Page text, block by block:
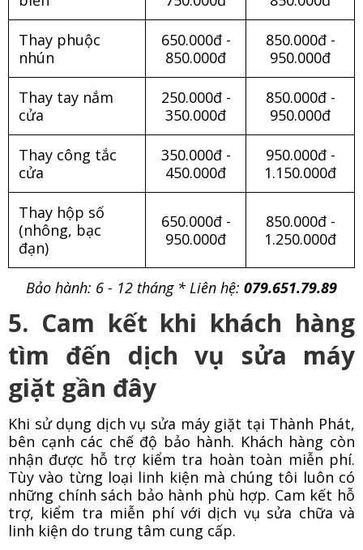
Thay phuộc
nhún
650.000đ -
850.000đ
850.000đ -
950.000đ
Thay tay nắm
cửa
250.000đ -
350.000đ
850.000đ -
950.000đ
Thay công tắc
cửa
350.000đ -
450.000đ
950.000đ -
1.150.000đ
Thay hộp số
(nhông, bạc
đạn)
650.000đ -
950.000đ
850.000đ -
1.250.000đ
Bảo hành: 6 - 12 tháng * Liên hệ: 079.651.79.89
5. Cam kết khi khách hàng
tìm đến dịch vụ sửa máy
giặt gần đây
Khi sử dụng dịch vụ sửa máy giặt tại Thành Phát,
bên cạnh các chế độ bảo hành. Khách hàng còn
nhận được hỗ trợ kiểm tra hoàn toàn miễn phí.
Tùy vào từng loại linh kiện mà chúng tôi luôn có
những chính sách bảo hành phù hợp. Cam kết hỗ
trợ, kiểm tra miễn phí với dịch vụ sửa chữa và
linh kiện do trung tâm cung cấp.